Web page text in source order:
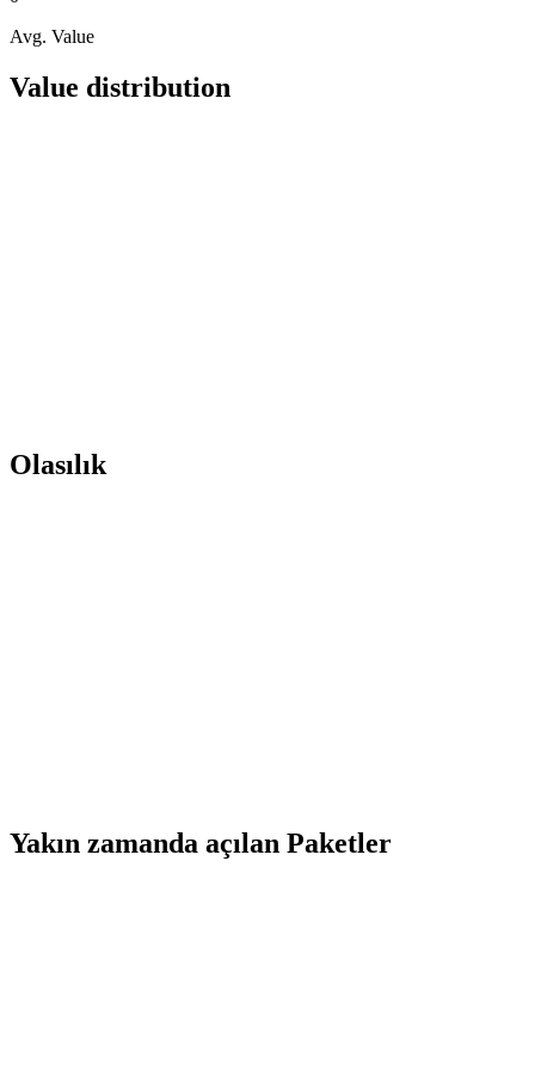
Avg. Value
Value distribution
Olasılık
Yakın zamanda açılan Paketler